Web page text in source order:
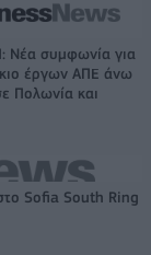
Νέα συμφωνία για
έργων ΑΠΕ άνω
Πολωνία και
Sofia South Ring